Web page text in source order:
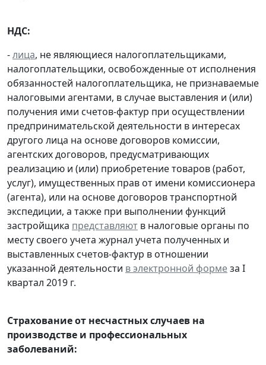
НДС:
-лица, не являющиеся налогоплательщиками,
налогоплательщики, освобожденные от исполнения
обязанностей налогоплательщика, не признаваемые
налоговыми агентами, в случае выставления и (или)
получения ими счетов-фактур при осуществлении
предпринимательской деятельности в интересах
другого лица на основе договоров комиссии,
агентских договоров, предусматривающих
реализацию и (или) приобретение товаров (работ,
услуг), имущественных прав от имени комиссионера
(агента), или на основе договоров транспортной
экспедиции, а также при выполнении функций
застройщика представляют в налоговые органы по
месту своего учета журнал учета полученных и
выставленных счетов-фактур в отношении
указанной деятельности в электронной формеза I
квартал 2019 г.
Страхование от несчастных случаев на
производстве и профессиональных
заболеваний: